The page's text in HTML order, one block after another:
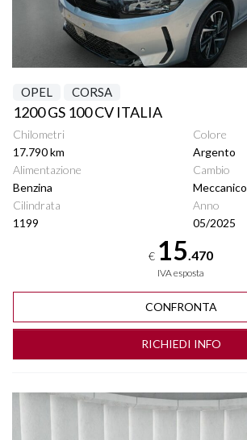
OPEL CORSA
1200 GS 100 CV ITALIA
Chilometri
17.790 km
Colore
Argento
Alimentazione
Benzina
Cambio
Meccanico
Cilindrata
1199
Anno
05/2025
€ 15 .470
IVA esposta
CONFRONTA
RICHIEDI INFO
Vedi dettagli